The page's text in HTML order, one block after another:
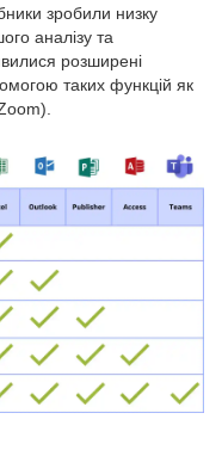
зробили низку
аналізу та
розширені
таких функцій як